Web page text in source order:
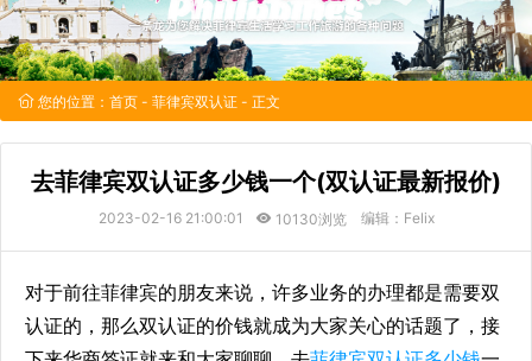
您的位置： 首页 - 菲律宾双认证 - 正文
去菲律宾双认证多少钱一个(双认证最新报价)
2023-02-16 21:00:01 10130浏览 编辑：Felix
对于前往菲律宾的朋友来说，许多业务的办理都是需要双
认证的，那么双认证的价钱就成为大家关心的话题了，接